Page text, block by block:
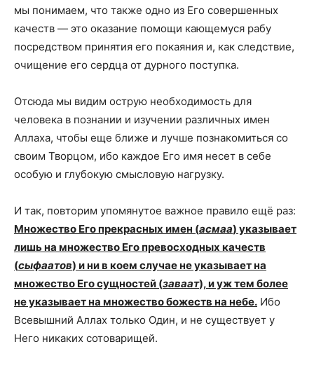
мы понимаем, что также одно из Его совершенных
качеств — это оказание помощи кающемуся рабу
посредством принятия его покаяния и, как следствие,
очищение его сердца от дурного поступка.
Отсюда мы видим острую необходимость для
человека в познании и изучении различных имен
Аллаха, чтобы еще ближе и лучше познакомиться со
своим Творцом, ибо каждое Его имя несет в себе
особую и глубокую смысловую нагрузку.
И так, повторим упомянутое важное правило ещё раз:
Множество Его прекрасных имен (асмаа) указывает
лишь на множество Его превосходных качеств
(сыфаатов) и ни в коем случае не указывает на
множество Его сущностей (заваат), и уж тем более
не указывает на множество божеств на небе. Ибо
Всевышний Аллах только Один, и не существует у
Него никаких сотоварищей.